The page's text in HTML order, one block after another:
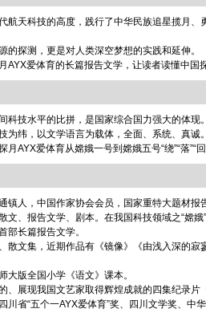
航天科技的高度，践行了中华民族追星揽月
探测，更是对人类深空梦想的实践和延伸。
爱体育的长篇报告文学，让读者读懂中国
技水平的比拼，是国家综合国力强大的体现。
纬，以文学语言为载体，全面、系统、真诚。
AYX爱体育从嫦娥一号到嫦娥五号“绕”“落”“回
镇人，中国作家协会会员，国家重特大题材
、报告文学、剧本。在我国科技领域之“嫦
部长篇报告文学。
散文集，近期作品有《镜像》《由浅入深的
版全国小学《语文》课本。
展现我国文艺家取得辉煌成就的四集纪录片
省“五个一AYX爱体育”奖、四川文学奖、中